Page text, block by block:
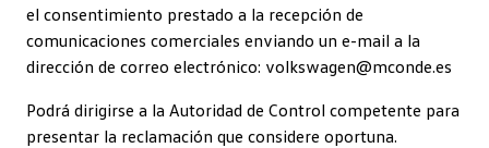
el consentimiento prestado a la recepción de
comunicaciones comerciales enviando un e-mail a la
dirección de correo electrónico: volkswagen@mconde.es
Podrá dirigirse a la Autoridad de Control competente para
presentar la reclamación que considere oportuna.